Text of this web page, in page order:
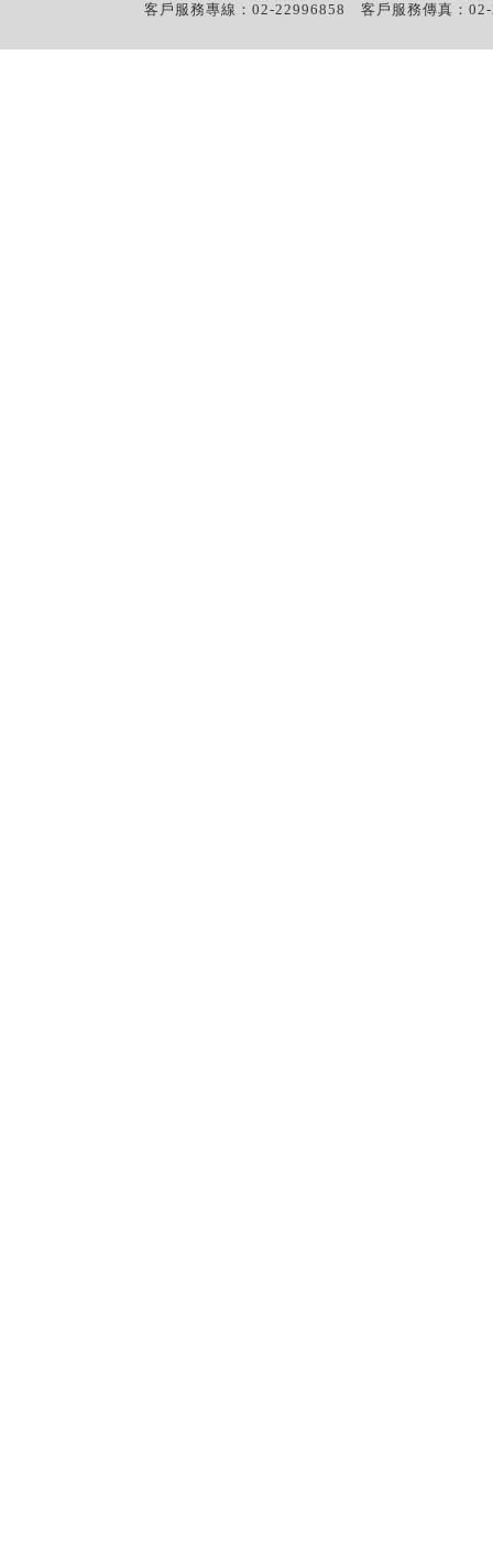
客戶服務專線：02-22996858 客戶服務傳真：